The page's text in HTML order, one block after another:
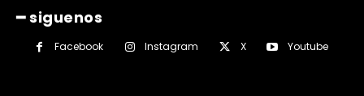
━ siguenos
Facebook Instagram X Youtube